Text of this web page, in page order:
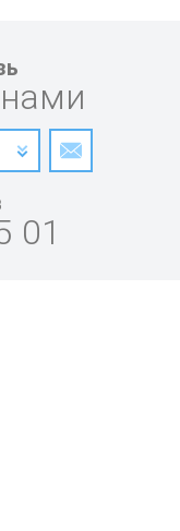
01